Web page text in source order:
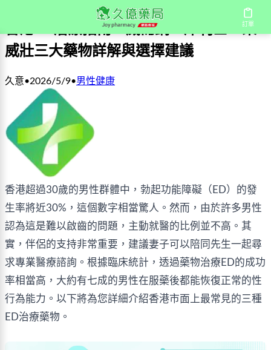
訂單
香港ED治療指南：威而鋼、犀利士、樂
威壯三大藥物詳解與選擇建議
久意•2026/5/9•男性健康
香港超過30歲的男性群體中，勃起功能障礙（ED）的發
生率將近30%，這個數字相當驚人。然而，由於許多男性
認為這是難以啟齒的問題，主動就醫的比例並不高。其
實，伴侶的支持非常重要，建議妻子可以陪同先生一起尋
求專業醫療諮詢。根據臨床統計，透過藥物治療ED的成功
率相當高，大約有七成的男性在服藥後都能恢復正常的性
行為能力。以下將為您詳細介紹香港市面上最常見的三種
ED治療藥物。